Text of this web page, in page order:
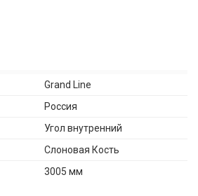
Grand Line
Россия
Угол внутренний
Слоновая Кость
3005 мм